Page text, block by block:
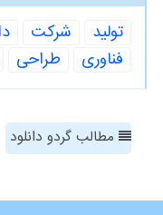
تولید شركت
فناوری
طراحی
مطالب گردو دانلود